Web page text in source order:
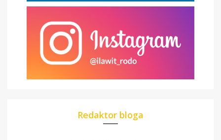
Redaktor bloga